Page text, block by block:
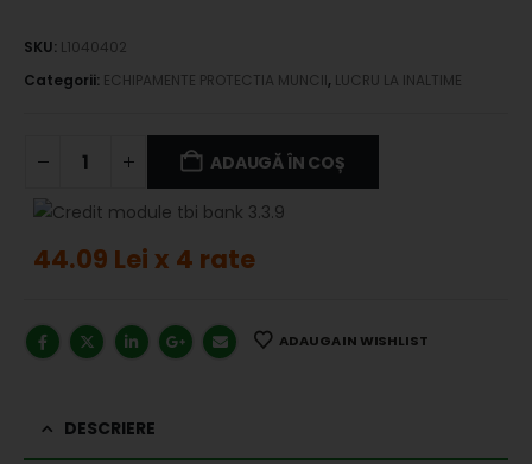
SKU: L1040402
Categorii: ECHIPAMENTE PROTECTIA MUNCII, LUCRU LA INALTIME
ADAUGĂ ÎN COȘ
44.09 Lei x 4 rate
ADAUGA IN WISHLIST
DESCRIERE